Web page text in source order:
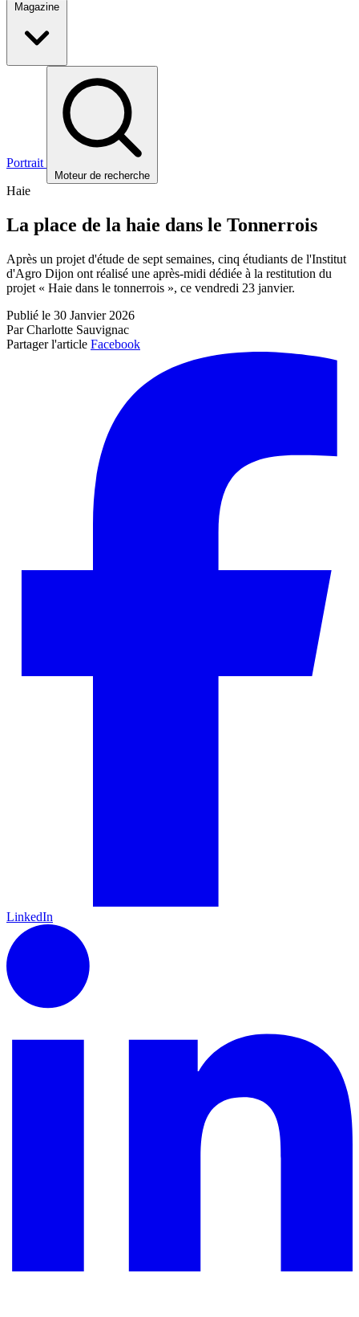
Magazine
Portrait
Moteur de recherche
Haie
La place de la haie dans le Tonnerrois
Après un projet d'étude de sept semaines, cinq étudiants de l'Institut
d'Agro Dijon ont réalisé une après-midi dédiée à la restitution du
projet « Haie dans le tonnerrois », ce vendredi 23 janvier.
Publié le 30 Janvier 2026
Par Charlotte Sauvignac
Partager l'article Facebook
LinkedIn